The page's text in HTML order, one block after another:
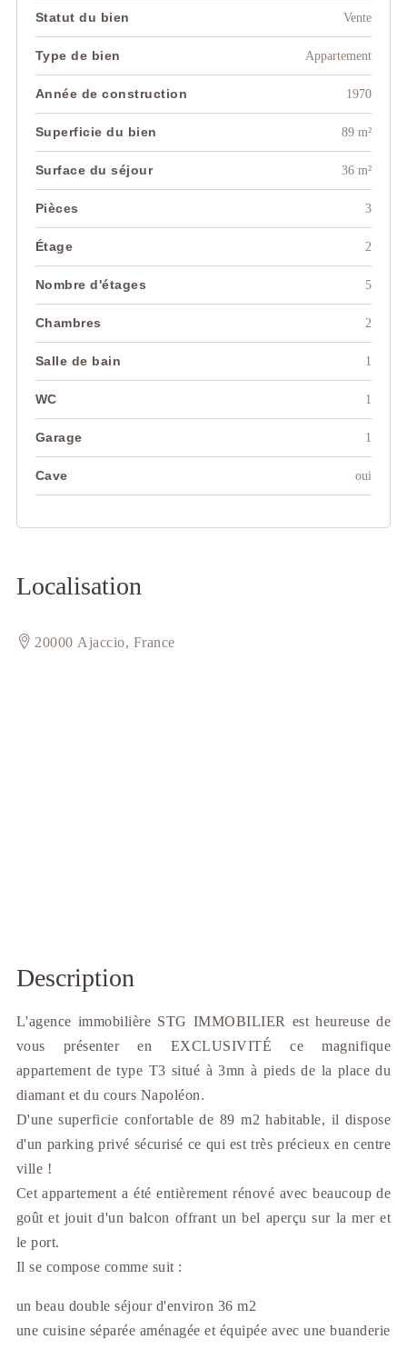
Statut du bien Vente
Type de bien Appartement
Année de construction 1970
Superficie du bien 89 m²
Surface du séjour 36 m²
Pièces 3
Étage 2
Nombre d'étages 5
Chambres 2
Salle de bain 1
WC 1
Garage 1
Cave oui
Localisation
20000 Ajaccio, France
Description
L'agence immobilière STG IMMOBILIER est heureuse de
vous présenter en EXCLUSIVITÉ ce magnifique
appartement de type T3 situé à 3mn à pieds de la place du
diamant et du cours Napoléon.
D'une superficie confortable de 89 m2 habitable, il dispose
d'un parking privé sécurisé ce qui est très précieux en centre
ville !
Cet appartement a été entièrement rénové avec beaucoup de
goût et jouit d'un balcon offrant un bel aperçu sur la mer et
le port.
Il se compose comme suit :
un beau double séjour d'environ 36 m2
une cuisine séparée aménagée et équipée avec une buanderie